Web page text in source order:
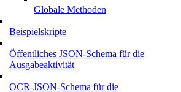
Globale Methoden
Beispielskripte
Öffentliches JSON-Schema für die
Ausgabeaktivität
OCR-JSON-Schema für die